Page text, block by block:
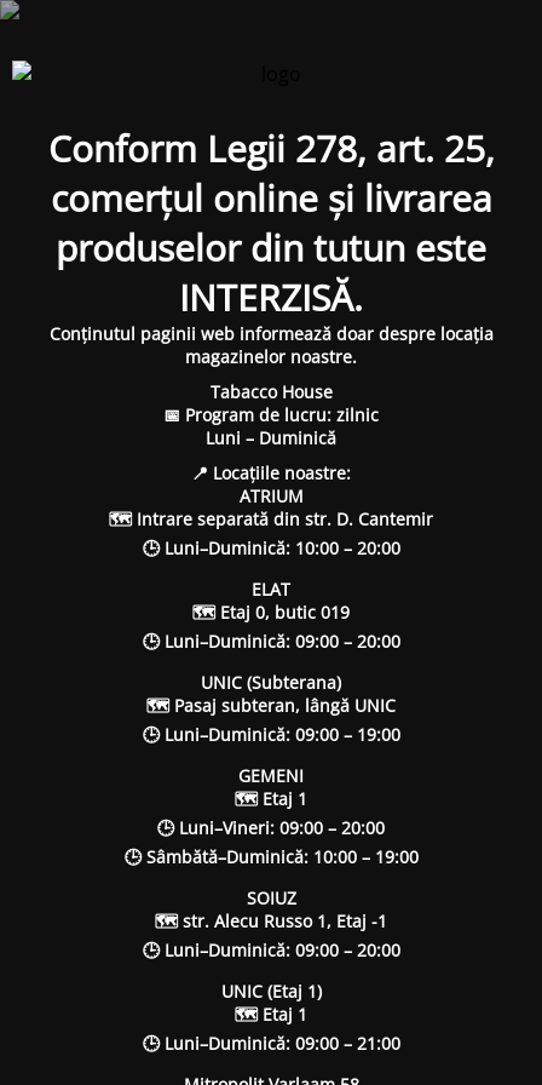
Conform Legii 278, art. 25,
comerțul online și livrarea
produselor din tutun este
INTERZISĂ.
Conținutul paginii web informează doar despre locația
magazinelor noastre.
Tabacco House
📅 Program de lucru: zilnic
Luni – Duminică
📍 Locațiile noastre:
ATRIUM
🗺 Intrare separată din str. D. Cantemir
🕒 Luni–Duminică: 10:00 – 20:00
ELAT
🗺 Etaj 0, butic 019
🕒 Luni–Duminică: 09:00 – 20:00
UNIC (Subterana)
🗺 Pasaj subteran, lângă UNIC
🕒 Luni–Duminică: 09:00 – 19:00
GEMENI
🗺 Etaj 1
🕒 Luni–Vineri: 09:00 – 20:00
🕒 Sâmbătă–Duminică: 10:00 – 19:00
SOIUZ
🗺 str. Alecu Russo 1, Etaj -1
🕒 Luni–Duminică: 09:00 – 20:00
UNIC (Etaj 1)
🗺 Etaj 1
🕒 Luni–Duminică: 09:00 – 21:00